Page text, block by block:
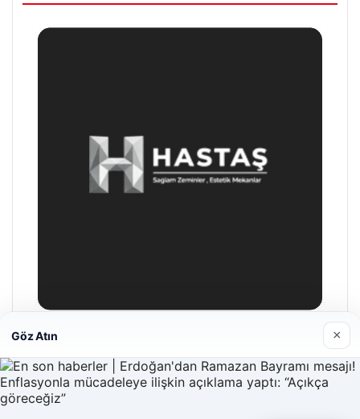
Hastaş Beton
26/05/2026
Göz Atın ×